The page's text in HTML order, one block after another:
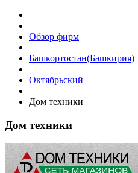
Обзор фирм
Башкортостан(Башкирия)
Октябрьский
Дом техники
Дом техники